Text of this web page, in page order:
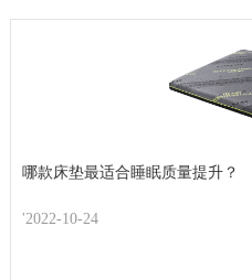
哪款床垫最适合睡眠质量提升？
'2022-10-24